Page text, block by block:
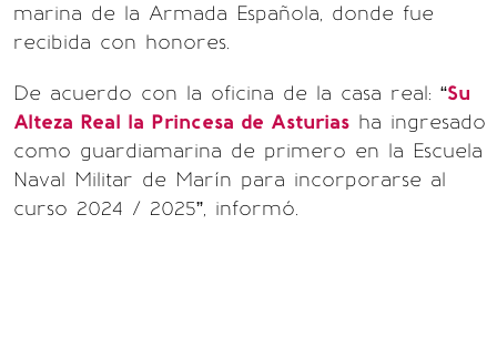
marina de la Armada Española, donde fue
recibida con honores.
De acuerdo con la oficina de la casa real: “Su
Alteza Real la Princesa de Asturias ha ingresado
como guardiamarina de primero en la Escuela
Naval Militar de Marín para incorporarse al
curso 2024 / 2025”, informó.